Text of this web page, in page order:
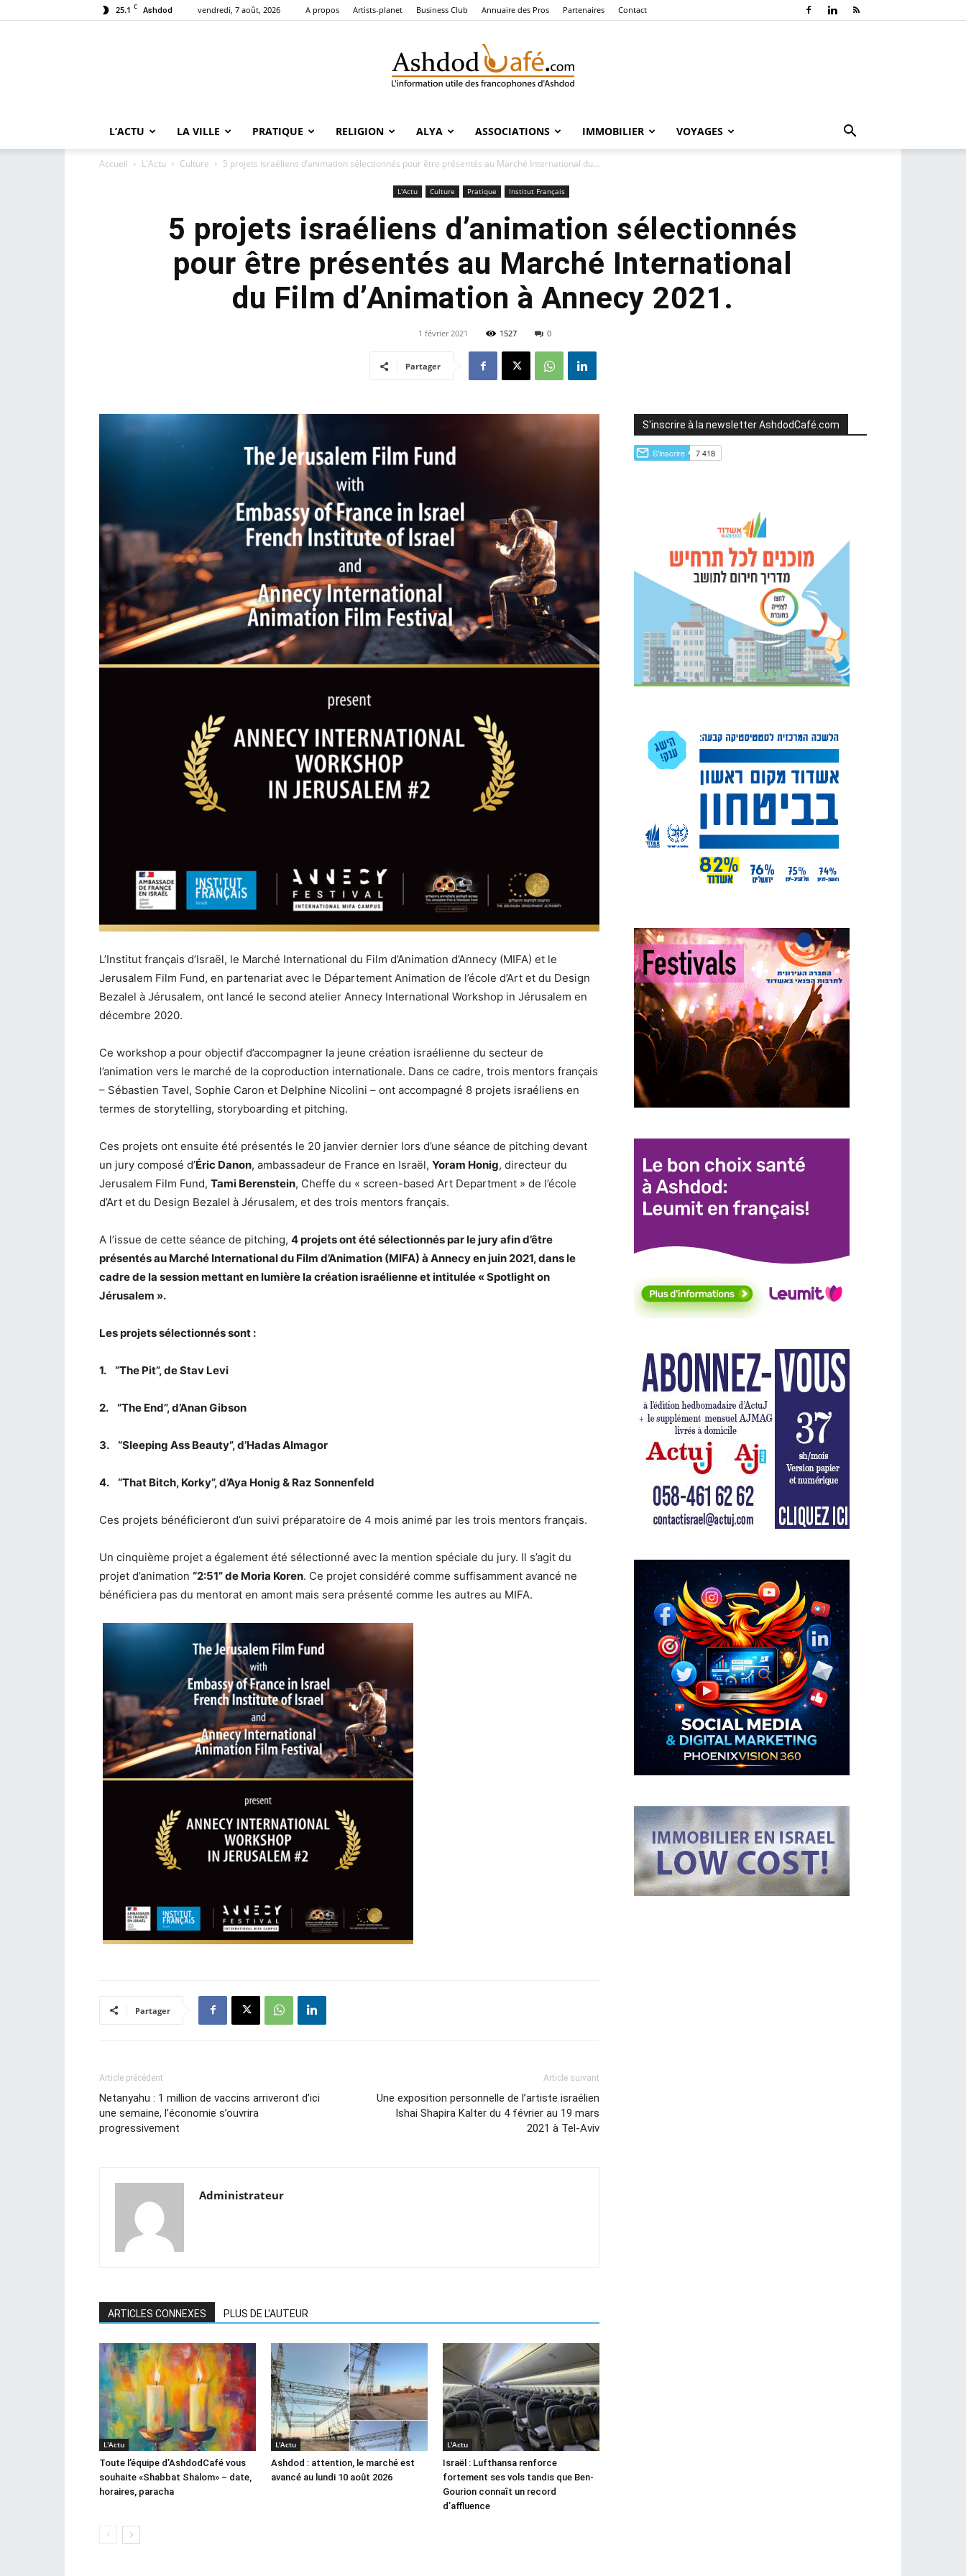
25.1 C Ashdod vendredi, 7 août, 2026 A propos Artists-planet Business Club Annuaire des Pros Partenaires Contact
Café
L’ACTU LA VILLE PRATIQUE RELIGION ALYA ASSOCIATIONS IMMOBILIER VOYAGES
Accueil L'Actu Culture 5 projets israéliens d’animation sélectionnés pour être présentés au Marché International du...
L'Actu Culture Pratique Institut Français
5 projets israéliens d’animation sélectionnés
pour être présentés au Marché International
du Film d’Animation à Annecy 2021.
1 février 2021 1527 0
Partager
L’Institut français d’Israël, le Marché International du Film d’Animation d’Annecy (MIFA) et le
Jerusalem Film Fund, en partenariat avec le Département Animation de l’école d’Art et du Design
Bezalel à Jérusalem, ont lancé le second atelier Annecy International Workshop in Jérusalem en
décembre 2020.
Ce workshop a pour objectif d’accompagner la jeune création israélienne du secteur de
l’animation vers le marché de la coproduction internationale. Dans ce cadre, trois mentors français
– Sébastien Tavel, Sophie Caron et Delphine Nicolini – ont accompagné 8 projets israéliens en
termes de storytelling, storyboarding et pitching.
Ces projets ont ensuite été présentés le 20 janvier dernier lors d’une séance de pitching devant
un jury composé d’Éric Danon, ambassadeur de France en Israël, Yoram Honig, directeur du
Jerusalem Film Fund, Tami Berenstein, Cheffe du « screen-based Art Department » de l’école
d’Art et du Design Bezalel à Jérusalem, et des trois mentors français.
A l’issue de cette séance de pitching, 4 projets ont été sélectionnés par le jury afin d’être
présentés au Marché International du Film d’Animation (MIFA) à Annecy en juin 2021, dans le
cadre de la session mettant en lumière la création israélienne et intitulée « Spotlight on
Jérusalem ».
Les projets sélectionnés sont :
1. “The Pit”, de Stav Levi
2. “The End”, d’Anan Gibson
3. “Sleeping Ass Beauty”, d’Hadas Almagor
4. “That Bitch, Korky”, d’Aya Honig & Raz Sonnenfeld
Ces projets bénéficieront d’un suivi préparatoire de 4 mois animé par les trois mentors français.
Un cinquième projet a également été sélectionné avec la mention spéciale du jury. Il s’agit du
projet d’animation “2:51” de Moria Koren. Ce projet considéré comme suffisamment avancé ne
bénéficiera pas du mentorat en amont mais sera présenté comme les autres au MIFA.
Partager
Article précédent
Netanyahu : 1 million de vaccins arriveront d’ici
une semaine, l’économie s’ouvrira
progressivement
Article suivant
Une exposition personnelle de l’artiste israélien
Ishai Shapira Kalter du 4 février au 19 mars
2021 à Tel-Aviv
Administrateur
ARTICLES CONNEXES PLUS DE L'AUTEUR
L'Actu
Toute l’équipe d’AshdodCafé vous
souhaite «Shabbat Shalom» – date,
horaires, paracha
L'Actu
Ashdod : attention, le marché est
avancé au lundi 10 août 2026
L'Actu
Israël : Lufthansa renforce
fortement ses vols tandis que Ben-
Gourion connaît un record
d’affluence
S'inscrire à la newsletter AshdodCafé.com